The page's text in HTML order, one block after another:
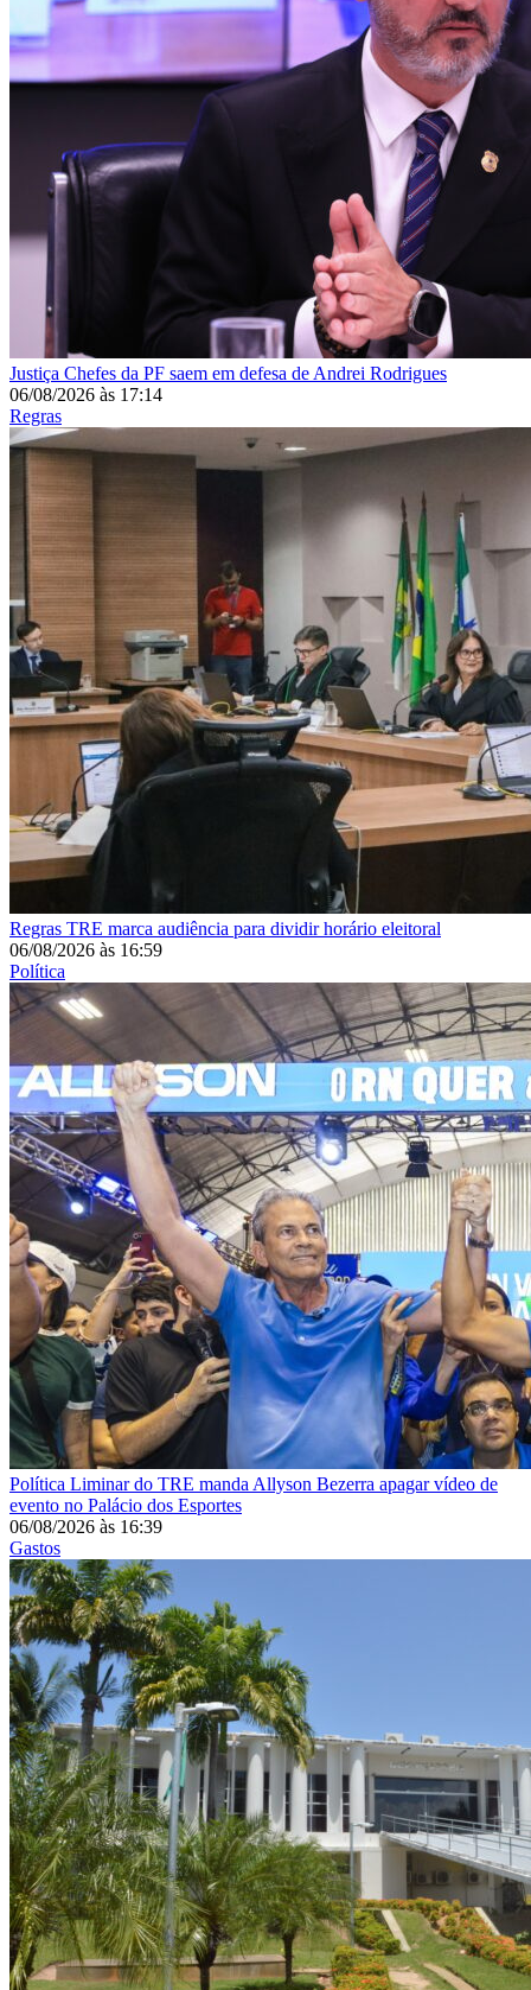
Justiça Chefes da PF saem em defesa de Andrei Rodrigues
06/08/2026 às 17:14
Regras
Regras TRE marca audiência para dividir horário eleitoral
06/08/2026 às 16:59
Política
Política Liminar do TRE manda Allyson Bezerra apagar vídeo de
evento no Palácio dos Esportes
06/08/2026 às 16:39
Gastos